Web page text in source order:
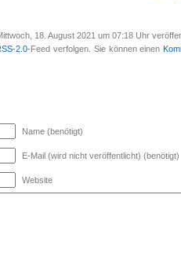
18. August 2021 um 07:18 Uhr
2.0-Feed verfolgen. Sie können einen
Name (benötigt)
E-Mail (wird nicht veröffentlicht) (benötigt)
Website